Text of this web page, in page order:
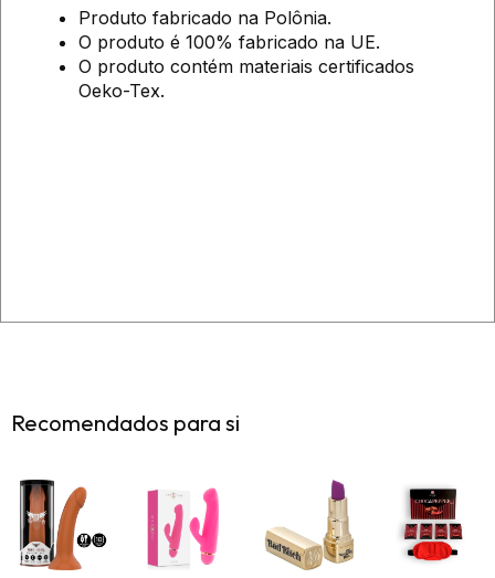
Produto fabricado na Polônia.
O produto é 100% fabricado na UE.
O produto contém materiais certificados
Oeko-Tex.
Recomendados para si